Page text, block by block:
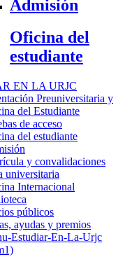
Admisión
Oficina del
estudiante
EN LA URJC
Preuniversitaria y
del Estudiante
de acceso
del estudiante
y convalidaciones
universitaria
Internacional
públicos
ayudas y premios
Estudiar-En-La-Urjc